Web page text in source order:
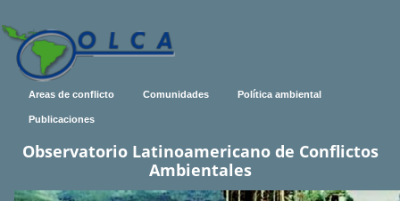
Areas de conflicto Comunidades Política ambiental
Publicaciones
Observatorio Latinoamericano de Conflictos
Ambientales